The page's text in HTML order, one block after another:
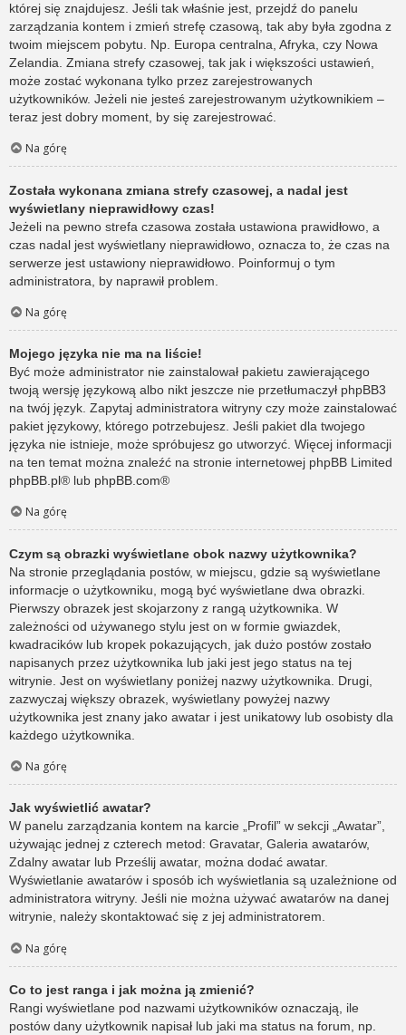
której się znajdujesz. Jeśli tak właśnie jest, przejdź do panelu
zarządzania kontem i zmień strefę czasową, tak aby była zgodna z
twoim miejscem pobytu. Np. Europa centralna, Afryka, czy Nowa
Zelandia. Zmiana strefy czasowej, tak jak i większości ustawień,
może zostać wykonana tylko przez zarejestrowanych
użytkowników. Jeżeli nie jesteś zarejestrowanym użytkownikiem –
teraz jest dobry moment, by się zarejestrować.
Na górę
Została wykonana zmiana strefy czasowej, a nadal jest
wyświetlany nieprawidłowy czas!
Jeżeli na pewno strefa czasowa została ustawiona prawidłowo, a
czas nadal jest wyświetlany nieprawidłowo, oznacza to, że czas na
serwerze jest ustawiony nieprawidłowo. Poinformuj o tym
administratora, by naprawił problem.
Na górę
Mojego języka nie ma na liście!
Być może administrator nie zainstalował pakietu zawierającego
twoją wersję językową albo nikt jeszcze nie przetłumaczył phpBB3
na twój język. Zapytaj administratora witryny czy może zainstalować
pakiet językowy, którego potrzebujesz. Jeśli pakiet dla twojego
języka nie istnieje, może spróbujesz go utworzyć. Więcej informacji
na ten temat można znaleźć na stronie internetowej phpBB Limited
phpBB.pl® lub phpBB.com®
Na górę
Czym są obrazki wyświetlane obok nazwy użytkownika?
Na stronie przeglądania postów, w miejscu, gdzie są wyświetlane
informacje o użytkowniku, mogą być wyświetlane dwa obrazki.
Pierwszy obrazek jest skojarzony z rangą użytkownika. W
zależności od używanego stylu jest on w formie gwiazdek,
kwadracików lub kropek pokazujących, jak dużo postów zostało
napisanych przez użytkownika lub jaki jest jego status na tej
witrynie. Jest on wyświetlany poniżej nazwy użytkownika. Drugi,
zazwyczaj większy obrazek, wyświetlany powyżej nazwy
użytkownika jest znany jako awatar i jest unikatowy lub osobisty dla
każdego użytkownika.
Na górę
Jak wyświetlić awatar?
W panelu zarządzania kontem na karcie „Profil” w sekcji „Awatar”,
używając jednej z czterech metod: Gravatar, Galeria awatarów,
Zdalny awatar lub Prześlij awatar, można dodać awatar.
Wyświetlanie awatarów i sposób ich wyświetlania są uzależnione od
administratora witryny. Jeśli nie można używać awatarów na danej
witrynie, należy skontaktować się z jej administratorem.
Na górę
Co to jest ranga i jak można ją zmienić?
Rangi wyświetlane pod nazwami użytkowników oznaczają, ile
postów dany użytkownik napisał lub jaki ma status na forum, np.